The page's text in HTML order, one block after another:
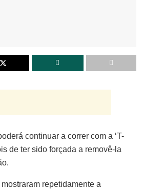
continuar a correr com a ‘T-
de ter sido forçada a removê-la
repetidamente a